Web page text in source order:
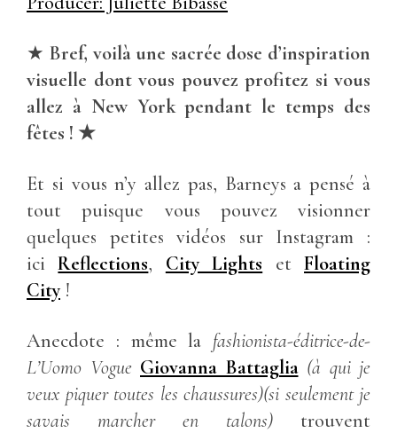
★Bref, voilà une sacrée dose d’inspiration
visuelle dont vous pouvez profitez si vous
allez à New York pendant le temps des
fêtes ! ★
Et si vous n’y allez pas, Barneys a pensé à
tout puisque vous pouvez visionner
quelques petites vidéos sur Instagram :
iciReflections, City Lights etFloating
City!
Anecdote : même la fashionista-éditrice-de-
L’Uomo Vogue Giovanna Battaglia (à qui je
veux piquer toutes les chaussures)(si seulement je
savais marcher en talons) trouvent